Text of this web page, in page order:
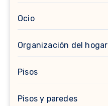
Ocio
Organización del hogar
Pisos
Pisos y paredes